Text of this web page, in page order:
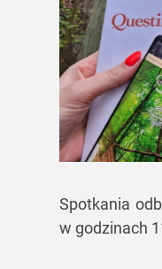
Spotkania
w godzinach